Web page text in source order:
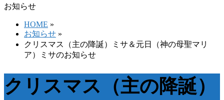
す
お知らせ
HOME »
お知らせ »
クリスマス（主の降誕）ミサ＆元日（神の母聖マリ
ア）ミサのお知らせ
クリスマス（主の降誕）